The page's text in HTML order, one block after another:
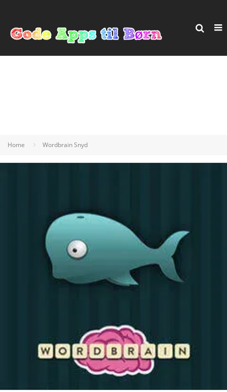
Home Wordbrain Snyd